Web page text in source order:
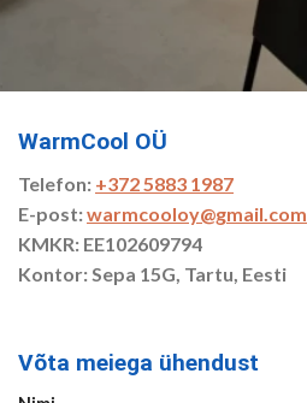
WarmCool OÜ
Telefon: +372 5883 1987
E-post:warmcooloy@gmail.com
KMKR: EE102609794
Kontor: Sepa 15G, Tartu, Eesti
Võta meiega ühendust